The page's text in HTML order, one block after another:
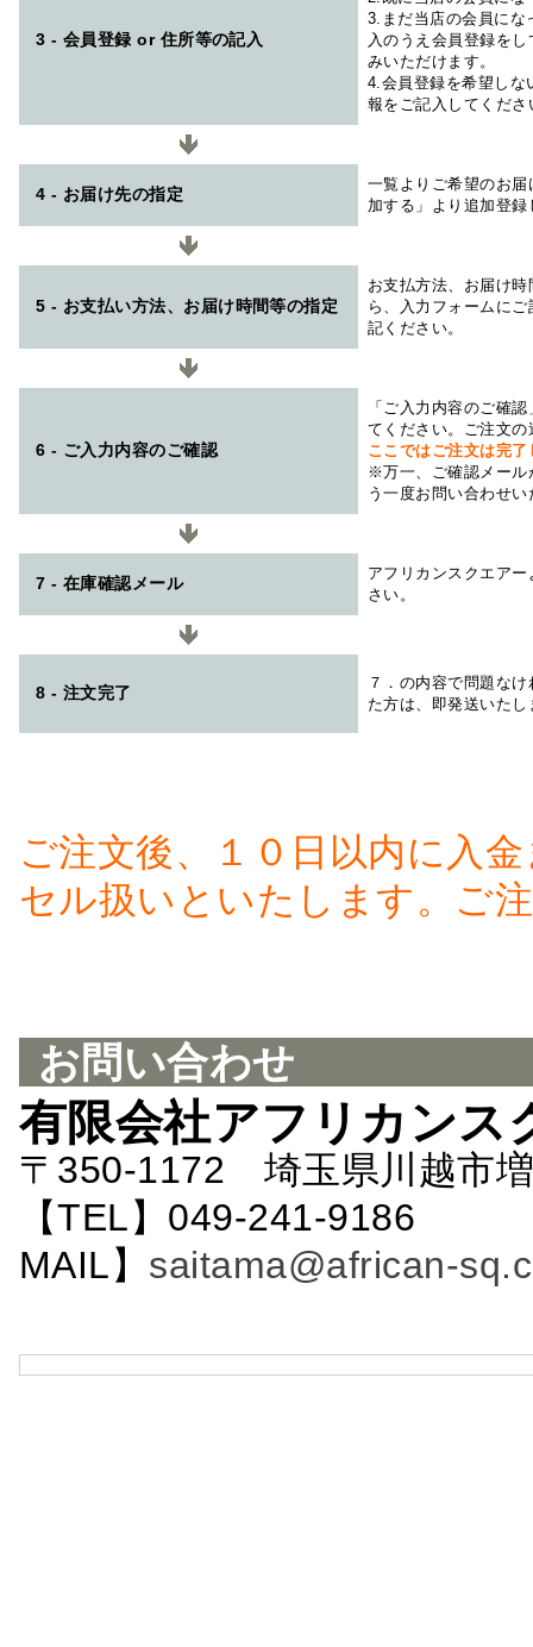
3 - 会員登録 or 住所等の記入
3.まだ当店の会員にな
入のうえ会員登録を
みいただけます。
4.会員登録を希望しな
報をご記入してくださ
4 - お届け先の指定
一覧よりご希望のお
加する」より追加登
5 - お支払い方法、お届け時間等の指定
お支払方法、お届け
ら、入力フォームに
記ください。
6 - ご入力内容のご確認
「ご入力内容のご確
てください。ご注文
ここではご注文は完
※万一、ご確認メール
う一度お問い合わせ
7 - 在庫確認メール
アフリカンスクエアー
さい。
8 - 注文完了
７．の内容で問題な
た方は、即発送いたし
ご注文後、１０日以内に入
セル扱いといたします。ご
お問い合わせ
有限会社アフリカンス
〒350-1172 埼玉県川越市
【TEL】049-241-
MAIL】 saitama@african-